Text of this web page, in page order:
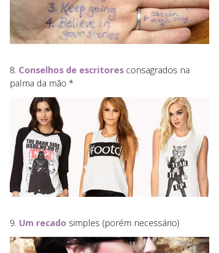
8. Conselhos de escritores consagrados na
palma da mão *
9. Um recado simples (porém necessário)